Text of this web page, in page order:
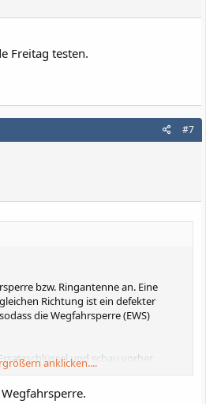
Freitag testen.
#7
bzw. Ringantenne an. Eine
Richtung ist ein defekter
die Wegfahrsperre (EWS)
und schau vorher
>>EWS<< erscheint.
anklicken....